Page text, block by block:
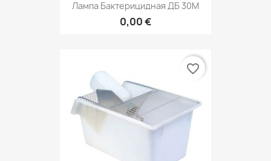
Лампа Бактерицидная ДБ 30М
0,00 €
favorite_border